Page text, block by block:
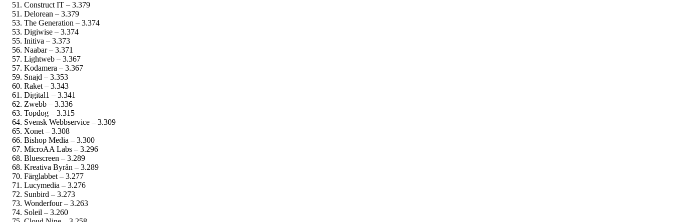
Construct IT – 3.379
Delorean – 3.379
The Generation – 3.374
Digiwise – 3.374
Initiva – 3.373
Naabar – 3.371
Lightweb – 3.367
Kodamera – 3.367
Snajd – 3.353
Raket – 3.343
Digital1 – 3.341
Zwebb – 3.336
Topdog – 3.315
Svensk Webbservice – 3.309
Xonet – 3.308
Bishop Media – 3.300
MicroAA Labs – 3.296
Bluescreen – 3.289
Kreativa Byrån – 3.289
Färglabbet – 3.277
Lucymedia – 3.276
Sunbird – 3.273
Wonderfour – 3.263
Soleil – 3.260